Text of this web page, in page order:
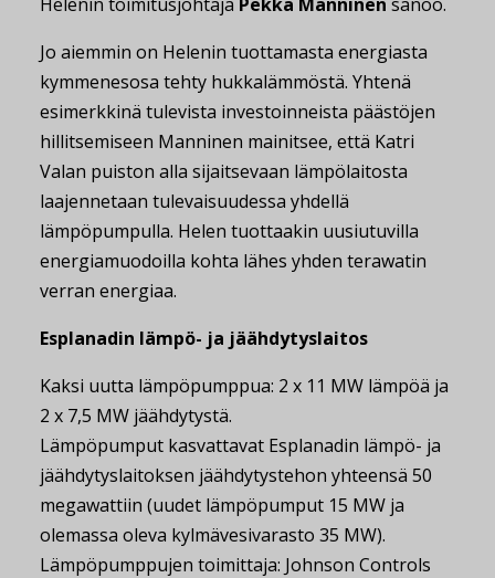
Jo aiemmin on Helenin tuottamasta energiasta
kymmenesosa tehty hukkalämmöstä. Yhtenä
esimerkkinä tulevista investoinneista päästöjen
hillitsemiseen Manninen mainitsee, että Katri
Valan puiston alla sijaitsevaan lämpölaitosta
laajennetaan tulevaisuudessa yhdellä
lämpöpumpulla. Helen tuottaakin uusiutuvilla
energiamuodoilla kohta lähes yhden terawatin
verran energiaa.
Esplanadin lämpö- ja jäähdytyslaitos
Kaksi uutta lämpöpumppua: 2 x 11 MW lämpöä ja
2 x 7,5 MW jäähdytystä.
Lämpöpumput kasvattavat Esplanadin lämpö- ja
jäähdytyslaitoksen jäähdytystehon yhteensä 50
megawattiin (uudet lämpöpumput 15 MW ja
olemassa oleva kylmävesivarasto 35 MW).
Lämpöpumppujen toimittaja: Johnson Controls